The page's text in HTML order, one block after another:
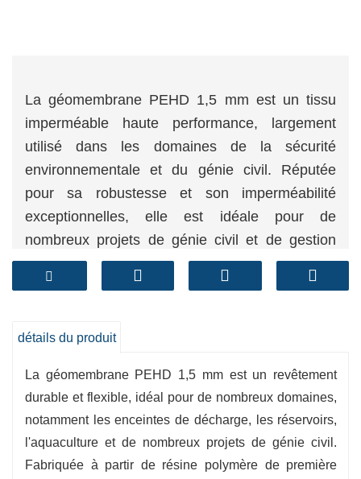
La géomembrane PEHD 1,5 mm est un tissu
imperméable haute performance, largement
utilisé dans les domaines de la sécurité
environnementale et du génie civil. Réputée
pour sa robustesse et son imperméabilité
exceptionnelles, elle est idéale pour de
nombreux projets de génie civil et de gestion
environnementale.
résistance extraordinairement élevée à la
utilisation à long terme dans des
environnements difficiles.
-Stabilité aux UV :Après un traitement unique,
il peut résister à l'érosion des rayons ultraviolets
et prolonger la durée de vie du fournisseur
détails du produit
La géomembrane PEHD 1,5 mm est un revêtement
durable et flexible, idéal pour de nombreux domaines,
notamment les enceintes de décharge, les réservoirs,
l'aquaculture et de nombreux projets de génie civil.
Fabriquée à partir de résine polymère de première